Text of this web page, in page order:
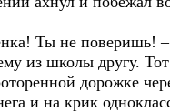
Ты не поверишь!
из школы другу.
дорожке
и на крик